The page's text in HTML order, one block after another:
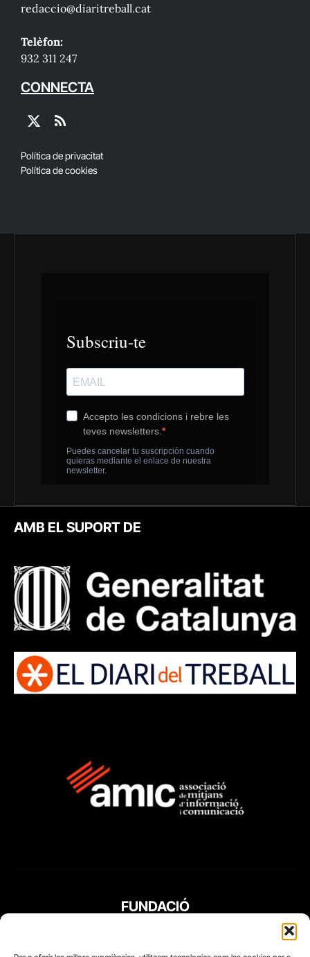
redaccio@diaritreball.cat
Telèfon:
932 311 247
CONNECTA
X
RSS
Política de privacitat
Política de cookies
AMB EL SUPORT DE
FUNDACIÓ